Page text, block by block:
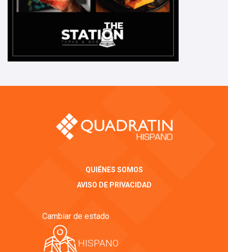
QUIÉNES SOMOS
AVISO DE PRIVACIDAD
Cambiar de estado
HISPANO